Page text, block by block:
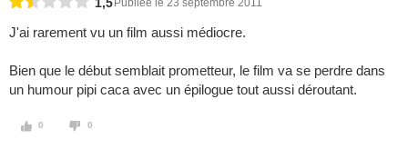
1,5 Publiée le 23 septembre 2011
J'ai rarement vu un film aussi médiocre.
Bien que le début semblait prometteur, le film va se perdre dans
un humour pipi caca avec un épilogue tout aussi déroutant.
0 0